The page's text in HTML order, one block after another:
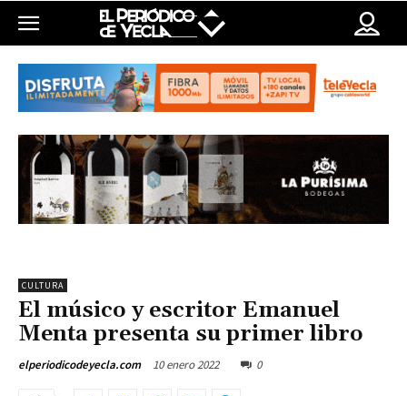
CULTURA
El músico y escritor Emanuel
Menta presenta su primer libro
elperiodicodeyecla.com 10 enero 2022 0